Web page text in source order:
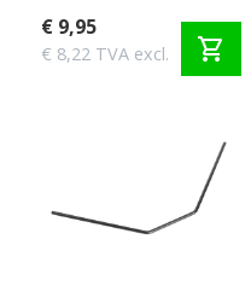
€ 9,95
€ 8,22 TVA excl. shopping_cart